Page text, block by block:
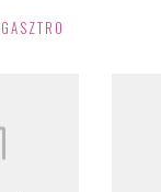
GASZTRO